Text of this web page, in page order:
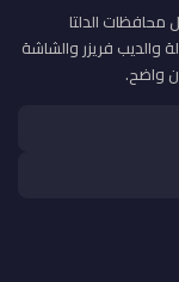
محافظات الدلتا
والديب فريزر والشاشة
واضح.